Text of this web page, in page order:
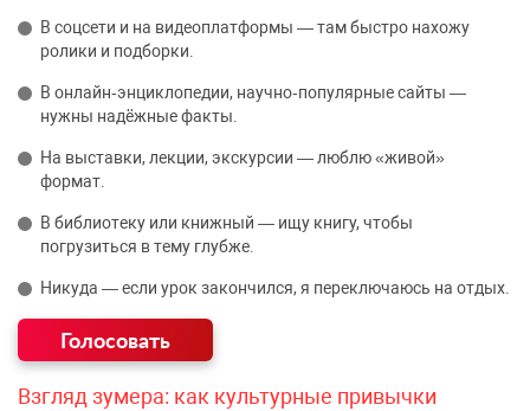
В соцсети и на видеоплатформы — там быстро нахожу
ролики и подборки.
В онлайн‑энциклопедии, научно‑популярные сайты —
нужны надёжные факты.
На выставки, лекции, экскурсии — люблю «живой»
формат.
В библиотеку или книжный — ищу книгу, чтобы
погрузиться в тему глубже.
Никуда — если урок закончился, я переключаюсь на отдых.
Взгляд зумера: как культурные привычки